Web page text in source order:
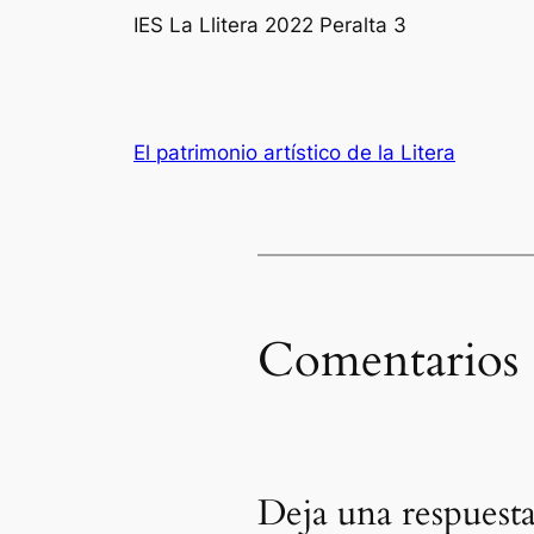
IES La Llitera 2022 Peralta 3
El patrimonio artístico de la Litera
Comentarios
Deja una